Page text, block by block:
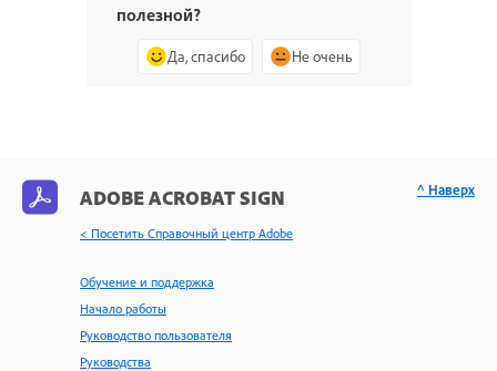
полезной?
Да, спасибо Не очень
ADOBE ACROBAT SIGN
< Посетить Справочный центр Adobe
Обучение и поддержка
Начало работы
Руководство пользователя
Руководства
^ Наверх